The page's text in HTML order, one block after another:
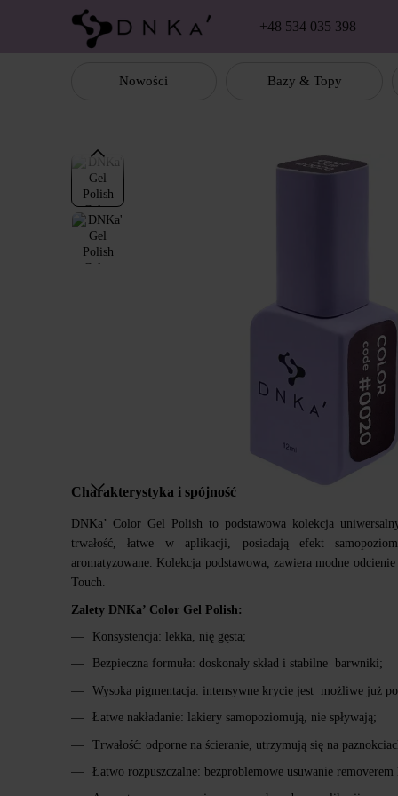
Перейти к основному контенту
+48 534 035 398
Nowości Bazy & Topy
Charakterystyka i spójność
DNKa’ Color Gel Polish to podstawowa kolekcja
trwałość, łatwe w aplikacji, posiadają efekt
aromatyzowane. Kolekcja podstawowa, zawiera modne
Touch.
Zalety DNKa’ Color Gel Polish:
Konsystencja: lekka, nię gęsta;
Bezpieczna formuła: doskonały skład i stabilne barwniki;
Wysoka pigmentacja: intensywne krycie jest możliwe już
Łatwe nakładanie: lakiery samopoziomują, nie spływają;
Trwałość: odporne na ścieranie, utrzymują się na
Łatwo rozpuszczalne: bezproblemowe usuwanie removerem